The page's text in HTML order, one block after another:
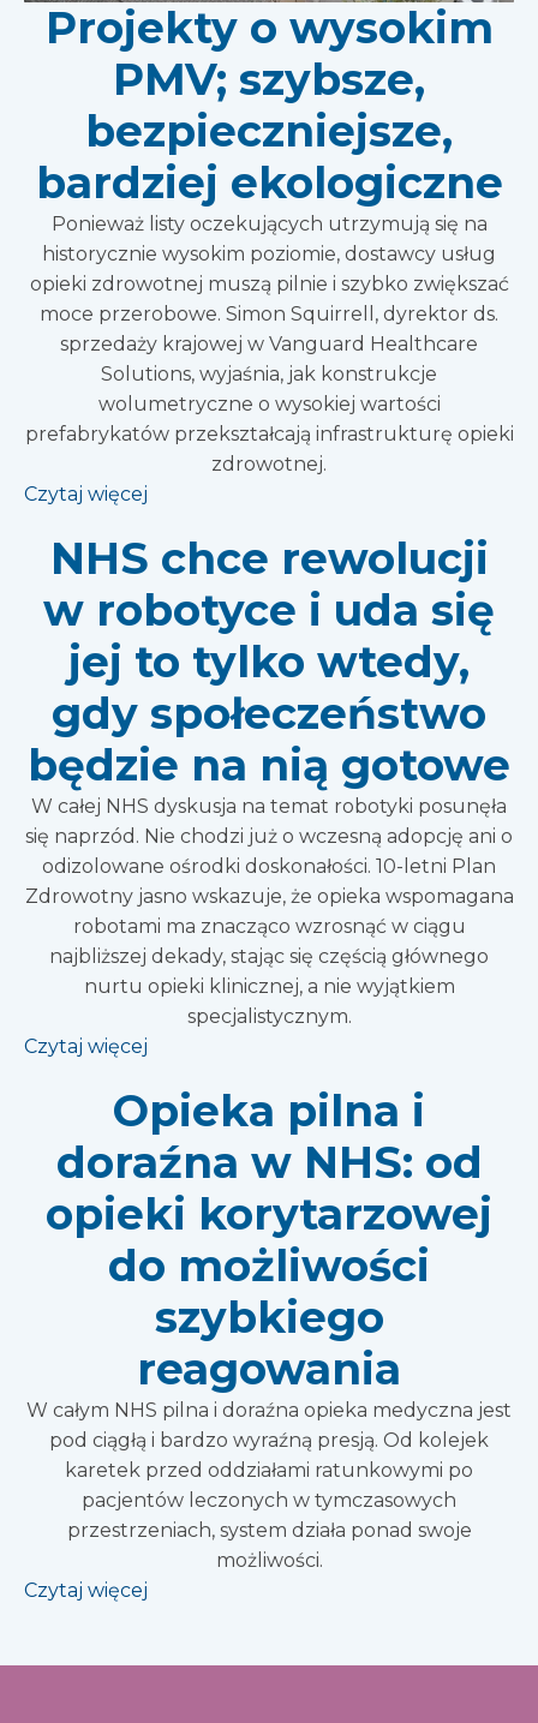
Projekty o wysokim
PMV; szybsze,
bezpieczniejsze,
bardziej ekologiczne
Ponieważ listy oczekujących utrzymują się na
historycznie wysokim poziomie, dostawcy usług
opieki zdrowotnej muszą pilnie i szybko zwiększać
moce przerobowe. Simon Squirrell, dyrektor ds.
sprzedaży krajowej w Vanguard Healthcare
Solutions, wyjaśnia, jak konstrukcje
wolumetryczne o wysokiej wartości
prefabrykatów przekształcają infrastrukturę opieki
zdrowotnej.
Czytaj więcej
NHS chce rewolucji
w robotyce i uda się
jej to tylko wtedy,
gdy społeczeństwo
będzie na nią gotowe
W całej NHS dyskusja na temat robotyki posunęła
się naprzód. Nie chodzi już o wczesną adopcję ani o
odizolowane ośrodki doskonałości. 10-letni Plan
Zdrowotny jasno wskazuje, że opieka wspomagana
robotami ma znacząco wzrosnąć w ciągu
najbliższej dekady, stając się częścią głównego
nurtu opieki klinicznej, a nie wyjątkiem
specjalistycznym.
Czytaj więcej
Opieka pilna i
doraźna w NHS: od
opieki korytarzowej
do możliwości
szybkiego
reagowania
W całym NHS pilna i doraźna opieka medyczna jest
pod ciągłą i bardzo wyraźną presją. Od kolejek
karetek przed oddziałami ratunkowymi po
pacjentów leczonych w tymczasowych
przestrzeniach, system działa ponad swoje
możliwości.
Czytaj więcej